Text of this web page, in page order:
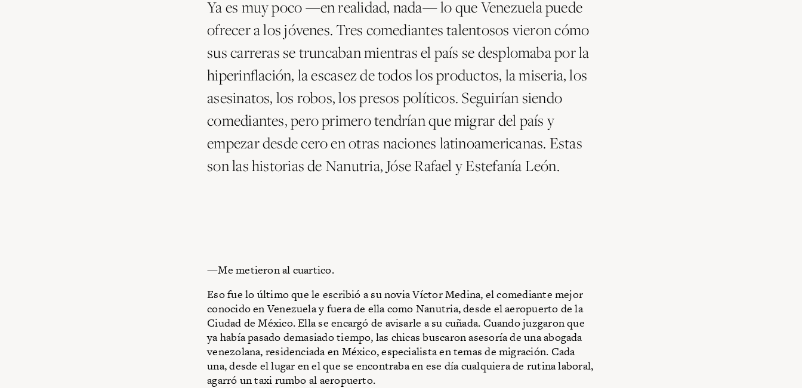
Ya es muy poco —en realidad, nada— lo que Venezuela puede
ofrecer a los jóvenes. Tres comediantes talentosos vieron cómo
sus carreras se truncaban mientras el país se desplomaba por la
hiperinflación, la escasez de todos los productos, la miseria, los
asesinatos, los robos, los presos políticos. Seguirían siendo
comediantes, pero primero tendrían que migrar del país y
empezar desde cero en otras naciones latinoamericanas. Estas
son las historias de Nanutria, Jóse Rafael y Estefanía León.
—Me metieron al cuartico.
Eso fue lo último que le escribió a su novia Víctor Medina, el comediante mejor
conocido en Venezuela y fuera de ella como Nanutria, desde el aeropuerto de la
Ciudad de México. Ella se encargó de avisarle a su cuñada. Cuando juzgaron que
ya había pasado demasiado tiempo, las chicas buscaron asesoría de una abogada
venezolana, residenciada en México, especialista en temas de migración. Cada
una, desde el lugar en el que se encontraba en ese día cualquiera de rutina laboral,
agarró un taxi rumbo al aeropuerto.